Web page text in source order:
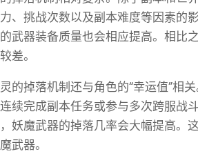
、挑战次数以及副本难度等因素的
武器装备质量也会相应提高。相比
差。
的掉落机制还与角色的“幸运值”相
续完成副本任务或参与多次跨服战
妖魔武器的掉落几率会大幅提高。
武器。